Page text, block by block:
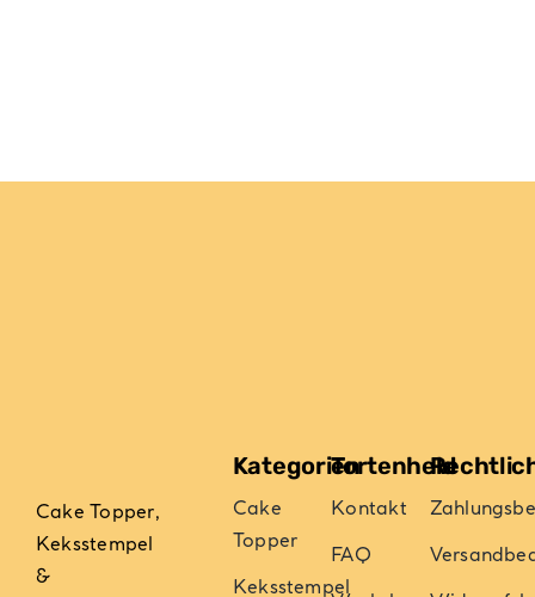
Cake Topper,
Keksstempel
&
Kategorien
Cake
Topper
Keksstempel
Tortenheld
Kontakt
FAQ